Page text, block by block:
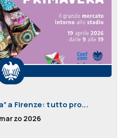
a Firenze: tutto pro...
2026